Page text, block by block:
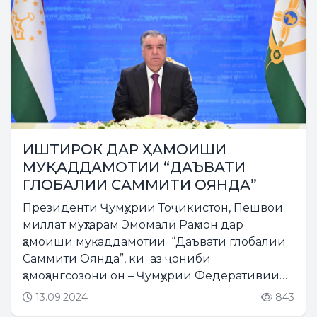
ИШТИРОК ДАР ҲАМОИШИ
МУҚАДДАМОТИИ “ДАЪВАТИ
ГЛОБАЛИИ САММИТИ ОЯНДА”
Президенти Ҷумҳурии Тоҷикистон, Пешвои
миллат муҳтарам Эмомалӣ Раҳмон дар
ҳамоиши муқаддамотии “Даъвати глобалии
Саммити Оянда”, ки аз ҷониби
ҳамоҳангсозони он – Ҷумҳурии Федеративии
Олмон ва Ҷумҳурии Намибия дар доираи
13.09.2024 843